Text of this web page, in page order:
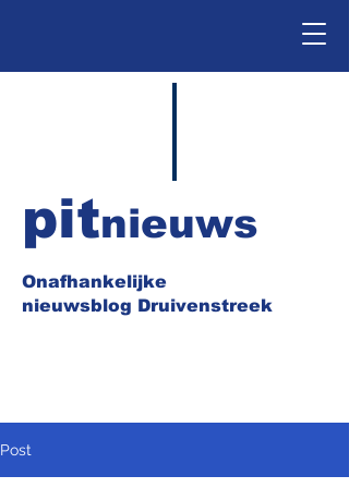
Onafhankelijke
nieuwsblog Druivenstreek
pitnieuws
Post